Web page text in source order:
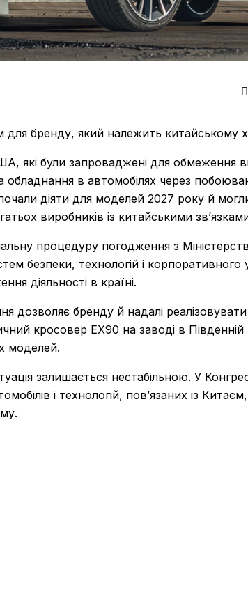
бренду, який належить китайському
які були запроваджені для обмеження
обладнання в автомобілях через
діяти для моделей 2027 року й
виробників із китайськими
процедуру погодження з
безпеки, технологій і
діяльності в країні.
дозволяє бренду й надалі
кросовер EX90 на заводі в Південній
моделей.
залишається нестабільною. У
і технологій, пов’язаних із